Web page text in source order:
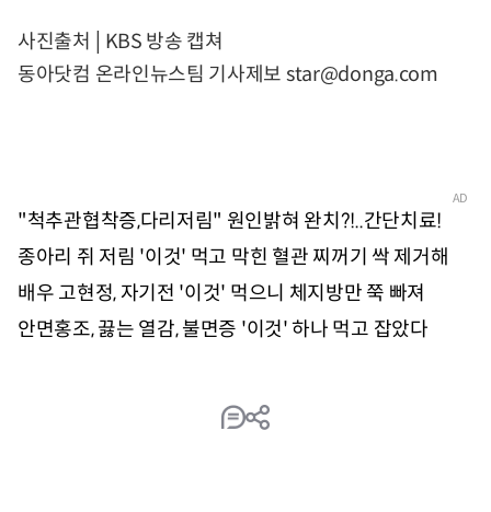
사진출처│KBS 방송 캡쳐
동아닷컴 온라인뉴스팀 기사제보 star@donga.com